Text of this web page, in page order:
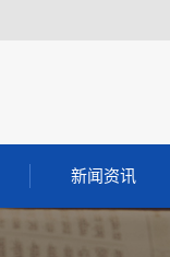
新闻资讯